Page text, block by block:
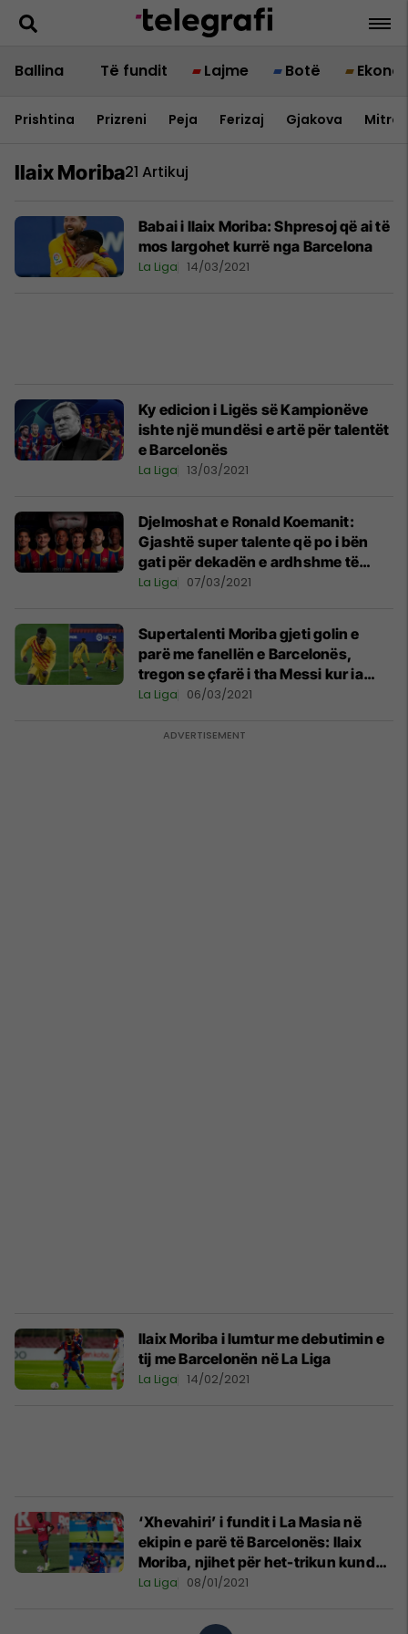
Ballina Të fundit Lajme Botë
Prishtina Prizreni Peja Ferizaj Gjakova
Ilaix Moriba21 Artikuj
Babai i Ilaix Moriba: Shpresoj që ai të
mos largohet kurrë nga Barcelona
La Liga 14/03/2021
Ky edicion i Ligës së Kampionëve
ishte një mundësi e artë për talentët
e Barcelonës
La Liga 13/03/2021
Djelmoshat e Ronald Koemanit:
Gjashtë super talente që po i bën
gati për dekadën e ardhshme të
Barcelonës
La Liga 07/03/2021
Supertalenti Moriba gjeti golin e
parë me fanellën e Barcelonës,
tregon se çfarë i tha Messi kur ia
pasoi topin
La Liga 06/03/2021
Ilaix Moriba i lumtur me debutimin e
tij me Barcelonën në La Liga
La Liga 14/02/2021
‘Xhevahiri’ i fundit i La Masia në
ekipin e parë të Barcelonës: Ilaix
Moriba, njihet për het-trikun kundër
Realit, golin nga gjysma e fushës
La Liga 08/01/2021